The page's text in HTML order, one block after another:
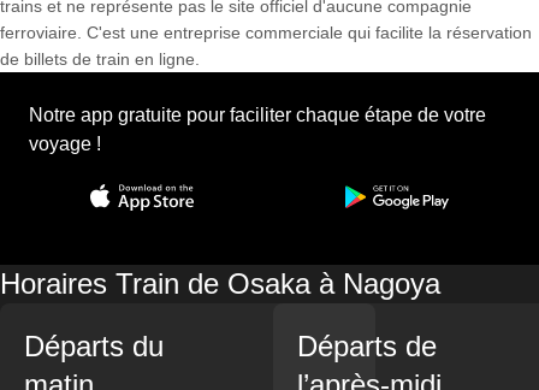
trains et ne représente pas le site officiel d'aucune compagnie
ferroviaire. C'est une entreprise commerciale qui facilite la réservation
de billets de train en ligne.
Notre app gratuite pour faciliter chaque étape de votre
voyage !
Horaires Train de Osaka à Nagoya
Départs du
Départs de